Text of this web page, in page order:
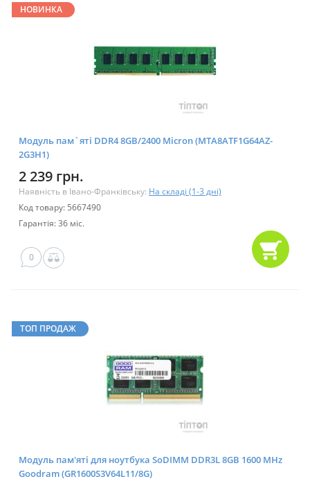
НОВИНКА
Модуль пам`ятi DDR4 8GB/2400 Micron (MTA8ATF1G64AZ-
2G3H1)
2 239 грн.
Наявність в Івано-Франківську: На складі (1-3 дні)
Код товару: 5667490
Гарантія: 36 міс.
0
ТОП ПРОДАЖ
Модуль пам'яті для ноутбука SoDIMM DDR3L 8GB 1600 MHz
Goodram (GR1600S3V64L11/8G)